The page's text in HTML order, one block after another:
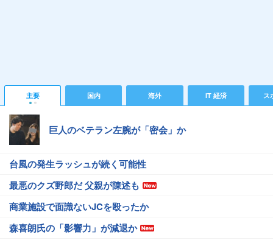
主要 国内 海外 IT 経済 ス
巨人のベテラン左腕が「密会」か
台風の発生ラッシュが続く可能性
最悪のクズ野郎だ 父親が陳述も
商業施設で面識ないJCを殴ったか
森喜朗氏の「影響力」が減退か